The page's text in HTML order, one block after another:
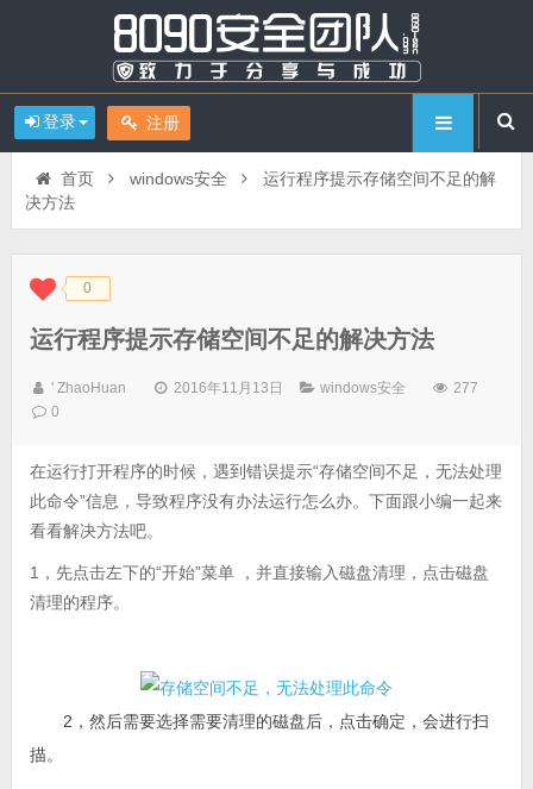
登录 注册
首页 windows安全
运行程序提示存储空间不足的解
决方法
◆◆ 0
运行程序提示存储空间不足的解决方法
' ZhaoHuan 2016年11月13日 windows安全
277
0
在运行打开程序的时候，遇到错误提示“存储空间不足，无法处理
此命令”信息，导致程序没有办法运行怎么办。下面跟小编一起来
看看解决方法吧。
1，先点击左下的“开始”菜单 ，并直接输入磁盘清理，点击磁盘
清理的程序。
2，然后需要选择需要清理的磁盘后，点击确定，会进行扫
描。